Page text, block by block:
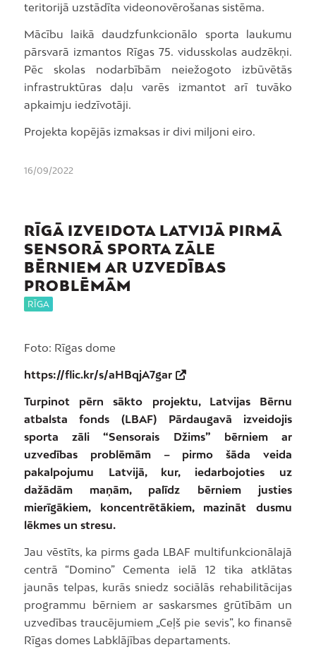
teritorijā uzstādīta videonovērošanas sistēma.
Mācību laikā daudzfunkcionālo sporta laukumu
pārsvarā izmantos Rīgas 75. vidusskolas audzēkņi.
Pēc skolas nodarbībām neiežogoto izbūvētās
infrastruktūras daļu varēs izmantot arī tuvāko
apkaimju iedzīvotāji.
Projekta kopējās izmaksas ir divi miljoni eiro.
16/09/2022
RĪGĀ IZVEIDOTA LATVIJĀ PIRMĀ
SENSORĀ SPORTA ZĀLE
BĒRNIEM AR UZVEDĪBAS
PROBLĒMĀM
RĪGA
Foto: Rīgas dome
https://flic.kr/s/aHBqjA7gar
Turpinot pērn sākto projektu, Latvijas Bērnu
atbalsta fonds (LBAF) Pārdaugavā izveidojis
sporta zāli “Sensorais Džims” bērniem ar
uzvedības problēmām – pirmo šāda veida
pakalpojumu Latvijā, kur, iedarbojoties uz
dažādām maņām, palīdz bērniem justies
mierīgākiem, koncentrētākiem, mazināt dusmu
lēkmes un stresu.
Jau vēstīts, ka pirms gada LBAF multifunkcionālajā
centrā “Domino” Cementa ielā 12 tika atklātas
jaunās telpas, kurās sniedz sociālās rehabilitācijas
programmu bērniem ar saskarsmes grūtībām un
uzvedības traucējumiem „Ceļš pie sevis”, ko finansē
Rīgas domes Labklājības departaments.